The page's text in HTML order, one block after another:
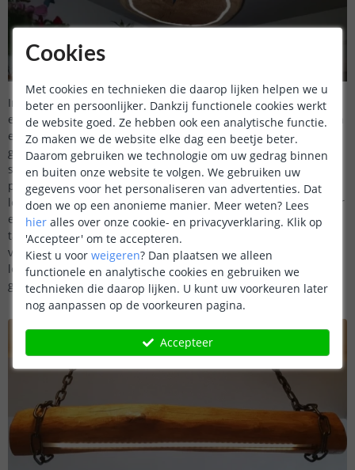
Indien uw eettafel niet langwerpig is en u op zoek bent naar
een passende oplossing voor een ronde eettafel, overweeg dan
een alternatieve optie zoals getoond aan de rechterzijde. In dit
geval is gekozen voor een rond ontwerp waarin de ledstrip
subtiel is geïntegreerd. Deze keuze biedt niet alleen een
passende oplossing, maar benut ook de voordelen van de
ledverlichting op een andere manier. De ronde vorm zorgt voor
een gelijkmatige verspreiding van het licht, waardoor de hele
tafel op een gebalanceerde wijze wordt verlicht. Deze keuze
voor een rond tafelontwerp toont de veelzijdigheid van
ledstrips, waardoor u flexibel bent in het creëren van de
gewenste sfeer in verschillende ruimtes.
Cookies
Met cookies en technieken die daarop lijken helpen we u
beter en persoonlijker. Dankzij functionele cookies werkt
de website goed. Ze hebben ook een analytische functie.
Zo maken we de website elke dag een beetje beter.
Daarom gebruiken we technologie om uw gedrag binnen
en buiten onze website te volgen. We gebruiken uw
gegevens voor het personaliseren van advertenties. Dat
doen we op een anonieme manier. Meer weten? Lees
hier alles over onze cookie- en privacyverklaring. Klik op
'Accepteer' om te accepteren.
Kiest u voor weigeren? Dan plaatsen we alleen
functionele en analytische cookies en gebruiken we
technieken die daarop lijken. U kunt uw voorkeuren later
nog aanpassen op de voorkeuren pagina.
Accepteer